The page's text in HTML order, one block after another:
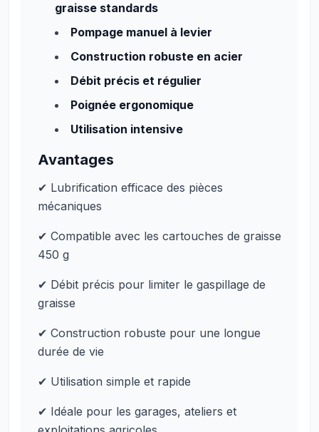
graisse standards
Pompage manuel à levier
Construction robuste en acier
Débit précis et régulier
Poignée ergonomique
Utilisation intensive
Avantages
✔ Lubrification efficace des pièces
mécaniques
✔ Compatible avec les cartouches de graisse
450 g
✔ Débit précis pour limiter le gaspillage de
graisse
✔ Construction robuste pour une longue
durée de vie
✔ Utilisation simple et rapide
✔ Idéale pour les garages, ateliers et